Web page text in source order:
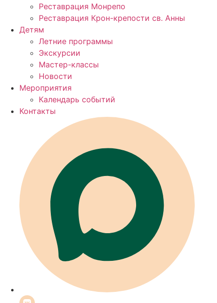
Реставрация Монрепо
Реставрация Крон-крепости св. Анны
Детям
Летние программы
Экскурсии
Мастер-классы
Новости
Мероприятия
Календарь событий
Контакты